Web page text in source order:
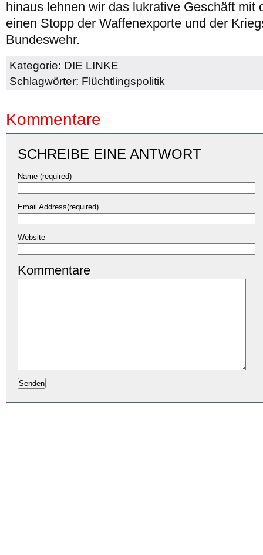
hinaus lehnen wir das lukrative Geschäft mit
einen Stopp der Waffenexporte und der
Bundeswehr.
Kategorie: DIE LINKE
Schlagwörter: Flüchtlingspolitik
Kommentare
SCHREIBE EINE ANTWORT
Name (required)
Email Address(required)
Website
Kommentare